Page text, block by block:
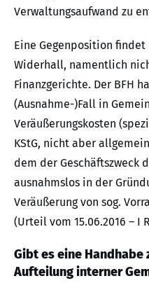
Verwaltungsaufwand zu
Eine Gegenposition
Widerhall, namentlich
Finanzgerichte. Der BFH
(Ausnahme-)Fall in
Veräußerungskosten
KStG, nicht aber
dem der Geschäftszweck
ausnahmslos in der
Veräußerung von sog.
(Urteil vom 15.06.2016 – I
Gibt es eine Handhabe
Aufteilung interner